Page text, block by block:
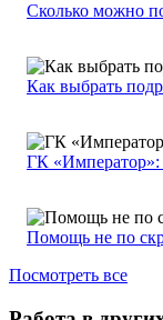
Сколько можно
Как выбрать
ГК «Император»:
Помощь не по
Посмотреть все